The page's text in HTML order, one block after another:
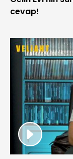
cevap!